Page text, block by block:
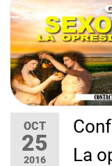
OCT
25
2016
La